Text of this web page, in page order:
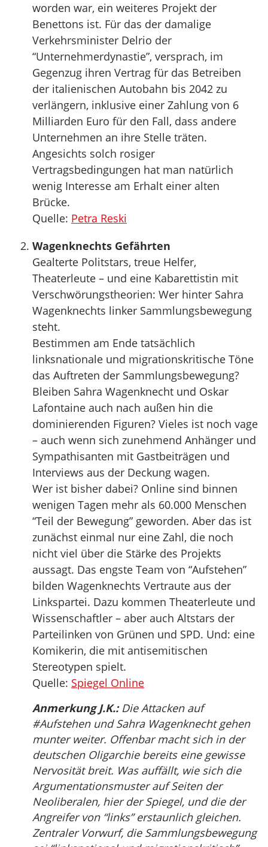
worden war, ein weiteres Projekt der
Benettons ist. Für das der damalige
Verkehrsminister Delrio der
“Unternehmerdynastie”, versprach, im
Gegenzug ihren Vertrag für das Betreiben
der italienischen Autobahn bis 2042 zu
verlängern, inklusive einer Zahlung von 6
Milliarden Euro für den Fall, dass andere
Unternehmen an ihre Stelle träten.
Angesichts solch rosiger
Vertragsbedingungen hat man natürlich
wenig Interesse am Erhalt einer alten
Brücke.
Quelle: Petra Reski
Wagenknechts Gefährten
Gealterte Politstars, treue Helfer,
Theaterleute – und eine Kabarettistin mit
Verschwörungstheorien: Wer hinter Sahra
Wagenknechts linker Sammlungsbewegung
steht.
Bestimmen am Ende tatsächlich
linksnationale und migrationskritische Töne
das Auftreten der Sammlungsbewegung?
Bleiben Sahra Wagenknecht und Oskar
Lafontaine auch nach außen hin die
dominierenden Figuren? Vieles ist noch vage
– auch wenn sich zunehmend Anhänger und
Sympathisanten mit Gastbeiträgen und
Interviews aus der Deckung wagen.
Wer ist bisher dabei? Online sind binnen
wenigen Tagen mehr als 60.000 Menschen
“Teil der Bewegung” geworden. Aber das ist
zunächst einmal nur eine Zahl, die noch
nicht viel über die Stärke des Projekts
aussagt. Das engste Team von “Aufstehen”
bilden Wagenknechts Vertraute aus der
Linkspartei. Dazu kommen Theaterleute und
Wissenschaftler – aber auch Altstars der
Parteilinken von Grünen und SPD. Und: eine
Komikerin, die mit antisemitischen
Stereotypen spielt.
Quelle: Spiegel Online
Anmerkung J.K.:Die Attacken auf
#Aufstehen und Sahra Wagenknecht gehen
munter weiter. Offenbar macht sich in der
deutschen Oligarchie bereits eine gewisse
Nervosität breit. Was auffällt, wie sich die
Argumentationsmuster auf Seiten der
Neoliberalen, hier der Spiegel, und die der
Angreifer von “links” erstaunlich gleichen.
Zentraler Vorwurf, die Sammlungsbewegung